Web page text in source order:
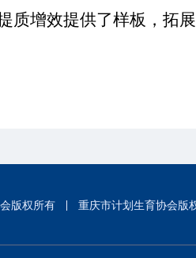
增效提供了样板，拓展
版权所有 重庆市计划生育协会版